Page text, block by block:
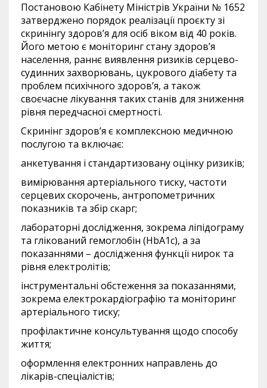
Постановою Кабінету Міністрів України № 1652
затверджено порядок реалізації проєкту зі
скринінгу здоров’я для осіб віком від 40 років.
Його метою є моніторинг стану здоров’я
населення, раннє виявлення ризиків серцево-
судинних захворювань, цукрового діабету та
проблем психічного здоров’я, а також
своєчасне лікування таких станів для зниження
рівня передчасної смертності.
Скринінг здоров’я є комплексною медичною
послугою та включає:
анкетування і стандартизовану оцінку ризиків;
вимірювання артеріального тиску, частоти
серцевих скорочень, антропометричних
показників та збір скарг;
лабораторні дослідження, зокрема ліпідограму
та глікований гемоглобін (HbA1c), а за
показаннями – дослідження функції нирок та
рівня електролітів;
інструментальні обстеження за показаннями,
зокрема електрокардіографію та моніторинг
артеріального тиску;
профілактичне консультування щодо способу
життя;
оформлення електронних направлень до
лікарів-спеціалістів;